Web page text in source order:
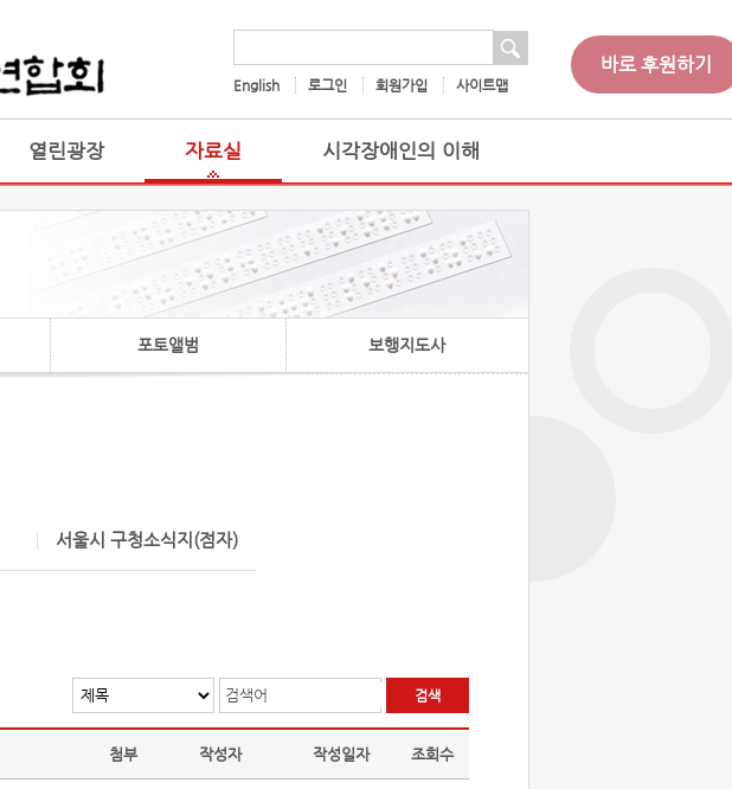
English 로그인 회원가입 사이트맵
바로 후원하기
열린광장 자료실 시각장애인의 이해
포토앨범 보행지도사
서울시 구청소식지(점자)
검색어
첨부 작성자 작성일자 조회수